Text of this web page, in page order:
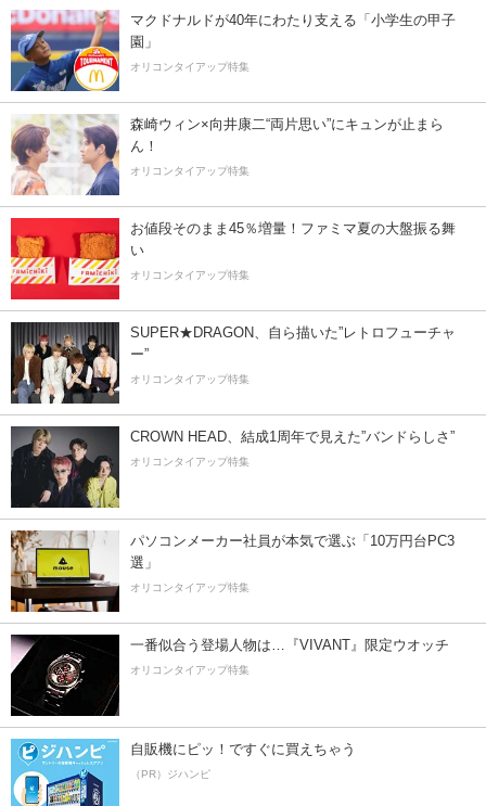
マクドナルドが40年にわたり支える「小学生の甲子
園」
オリコンタイアップ特集
森崎ウィン×向井康二“両片思い”にキュンが止まら
ん！
オリコンタイアップ特集
お値段そのまま45％増量！ファミマ夏の大盤振る舞
い
オリコンタイアップ特集
SUPER★DRAGON、自ら描いた”レトロフューチャ
ー”
オリコンタイアップ特集
CROWN HEAD、結成1周年で見えた”バンドらしさ”
オリコンタイアップ特集
パソコンメーカー社員が本気で選ぶ「10万円台PC3
選」
オリコンタイアップ特集
一番似合う登場人物は…『VIVANT』限定ウオッチ
オリコンタイアップ特集
自販機にピッ！ですぐに買えちゃう
（PR）ジハンピ